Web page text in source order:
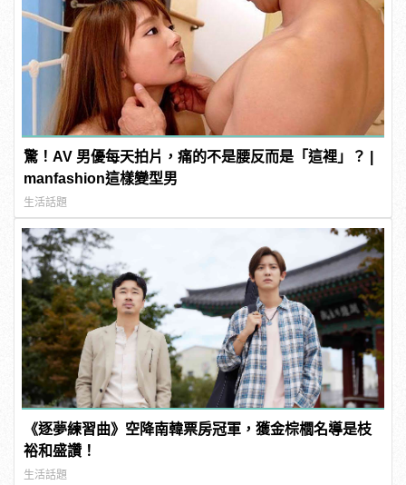
驚！AV 男優每天拍片，痛的不是腰反而是「這裡」？ |
manfashion這樣變型男
生活話題
《逐夢練習曲》空降南韓票房冠軍，獲金棕櫚名導是枝
裕和盛讚！
生活話題